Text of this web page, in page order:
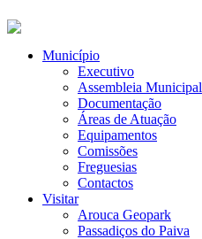
Município
Executivo
Assembleia Municipal
Documentação
Áreas de Atuação
Equipamentos
Comissões
Freguesias
Contactos
Visitar
Arouca Geopark
Passadiços do Paiva